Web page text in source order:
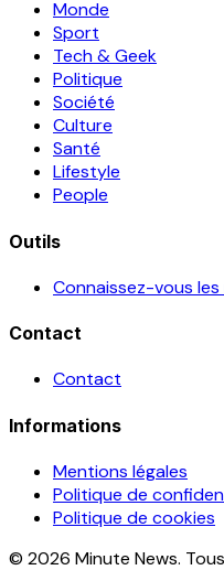
Monde
Sport
Tech & Geek
Politique
Société
Culture
Santé
Lifestyle
People
Outils
Connaissez-vous les
Contact
Contact
Informations
Mentions légales
Politique de
Politique de cookies
© 2026 Minute News.